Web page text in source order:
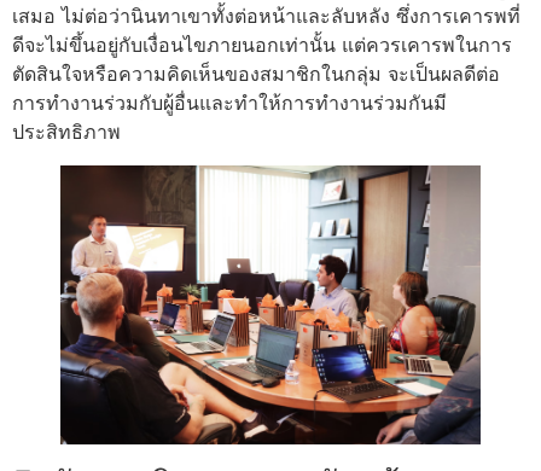
เสมอ ไม่ต่อว่านินทาเขาทั้งต่อหน้าและลับหลัง ซึ่งการเคารพที่
ดีจะไม่ขึ้นอยู่กับเงื่อนไขภายนอกเท่านั้น แต่ควรเคารพในการ
ตัดสินใจหรือความคิดเห็นของสมาชิกในกลุ่ม จะเป็นผลดีต่อ
การทํางานร่วมกับผู้อื่นและทำให้การทำงานร่วมกันมี
ประสิทธิภาพ